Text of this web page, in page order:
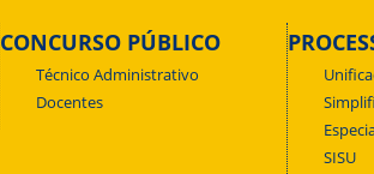
CONCURSO PÚBLICO
Técnico Administrativo
Docentes
SISU